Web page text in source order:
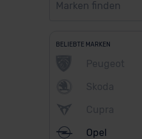
BELIEBTE MARKEN
Peugeot
Skoda
Cupra
Opel